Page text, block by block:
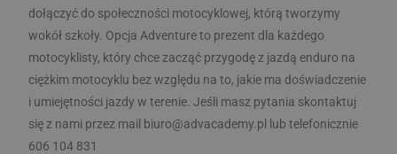
dołączyć do społeczności motocyklowej, którą tworzymy
wokół szkoły. Opcja Adventure to prezent dla każdego
motocyklisty, który chce zacząć przygodę z jazdą enduro na
ciężkim motocyklu bez względu na to, jakie ma doświadczenie
i umiejętności jazdy w terenie. Jeśli masz pytania skontaktuj
się z nami przez mail biuro@advacademy.pl lub telefonicznie
606 104 831
NAZWA
DOMENA
CookieScriptConsent
advacademy.pl